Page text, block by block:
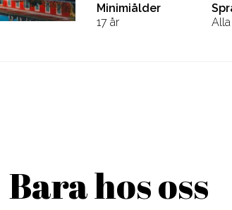
Minimiålder
17 år
Alla
Bara hos oss